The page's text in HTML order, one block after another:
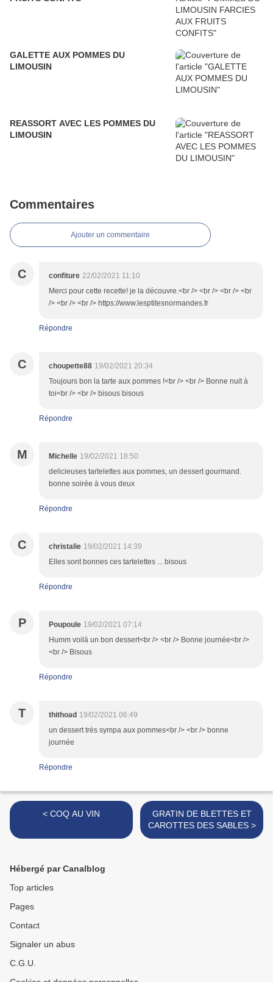
GALETTE AUX POMMES DU
LIMOUSIN
REASSORT AVEC LES POMMES DU
LIMOUSIN
Commentaires
Ajouter un commentaire
C confiture 22/02/2021 11:10
Merci pour cette recette! je la découvre.<br /> <br /> <br /> <br
/> <br /> <br /> https://www.lesptitesnormandes.fr
Répondre
C choupette88 19/02/2021 20:34
Toujours bon la tarte aux pommes !<br /> <br /> Bonne nuit à
toi<br /> <br /> bisous bisous
Répondre
M Michelle 19/02/2021 18:50
delicieuses tartelettes aux pommes, un dessert gourmand.
bonne soirée à vous deux
Répondre
C christalie 19/02/2021 14:39
Elles sont bonnes ces tartelettes ... bisous
Répondre
P Poupoule 19/02/2021 07:14
Humm voilà un bon dessert<br /> <br /> Bonne journée<br />
<br /> Bisous
Répondre
T thithoad 19/02/2021 06:49
un dessert très sympa aux pommes<br /> <br /> bonne
journée
Répondre
< COQ AU VIN
GRATIN DE BLETTES ET
CAROTTES DES SABLES >
Hébergé par Canalblog
Top articles
Pages
Contact
Signaler un abus
C.G.U.